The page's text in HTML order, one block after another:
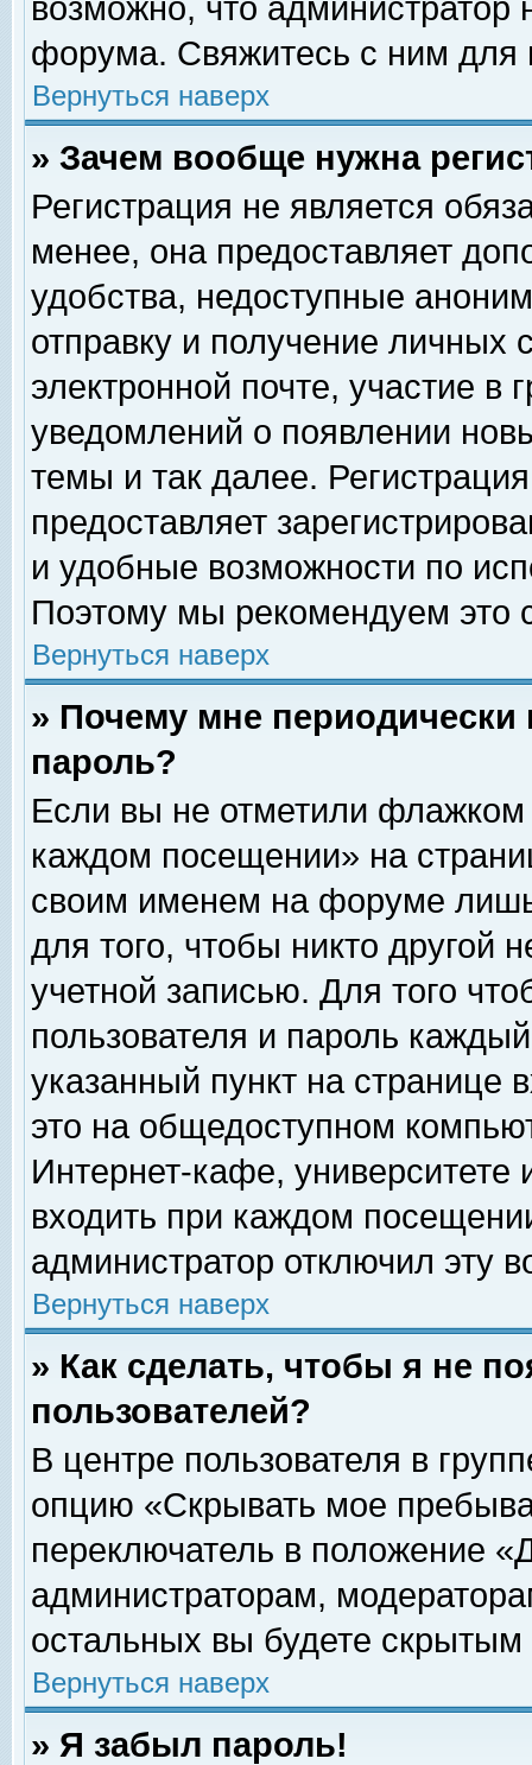
возможно, что
форума. Свяжитесь с ним для
Вернуться наверх
» Зачем вообще нужна
Регистрация не является
менее, она предоставляет
удобства, недоступные
отправку и получение личных
электронной почте, участие в
уведомлений о появлении
темы и так далее.
предоставляет
и удобные возможности по
Поэтому мы рекомендуем это
Вернуться наверх
» Почему мне
пароль?
Если вы не отметили флажком
каждом посещении» на
своим именем на форуме
для того, чтобы никто другой
учетной записью. Для того
пользователя и пароль
указанный пункт на
это на общедоступном
Интернет-кафе, университете
входить при каждом
администратор отключил эту
Вернуться наверх
» Как сделать, чтобы я не
пользователей?
В центре пользователя в
опцию «Скрывать мое
переключатель в положение
администраторам,
остальных вы будете скрытым
Вернуться наверх
» Я забыл пароль!